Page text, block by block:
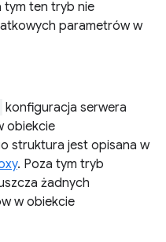
tym ten tryb nie
parametrów w
konfiguracja serwera
obiekcie
struktura jest opisana w
. Poza tym tryb
żadnych
w obiekcie